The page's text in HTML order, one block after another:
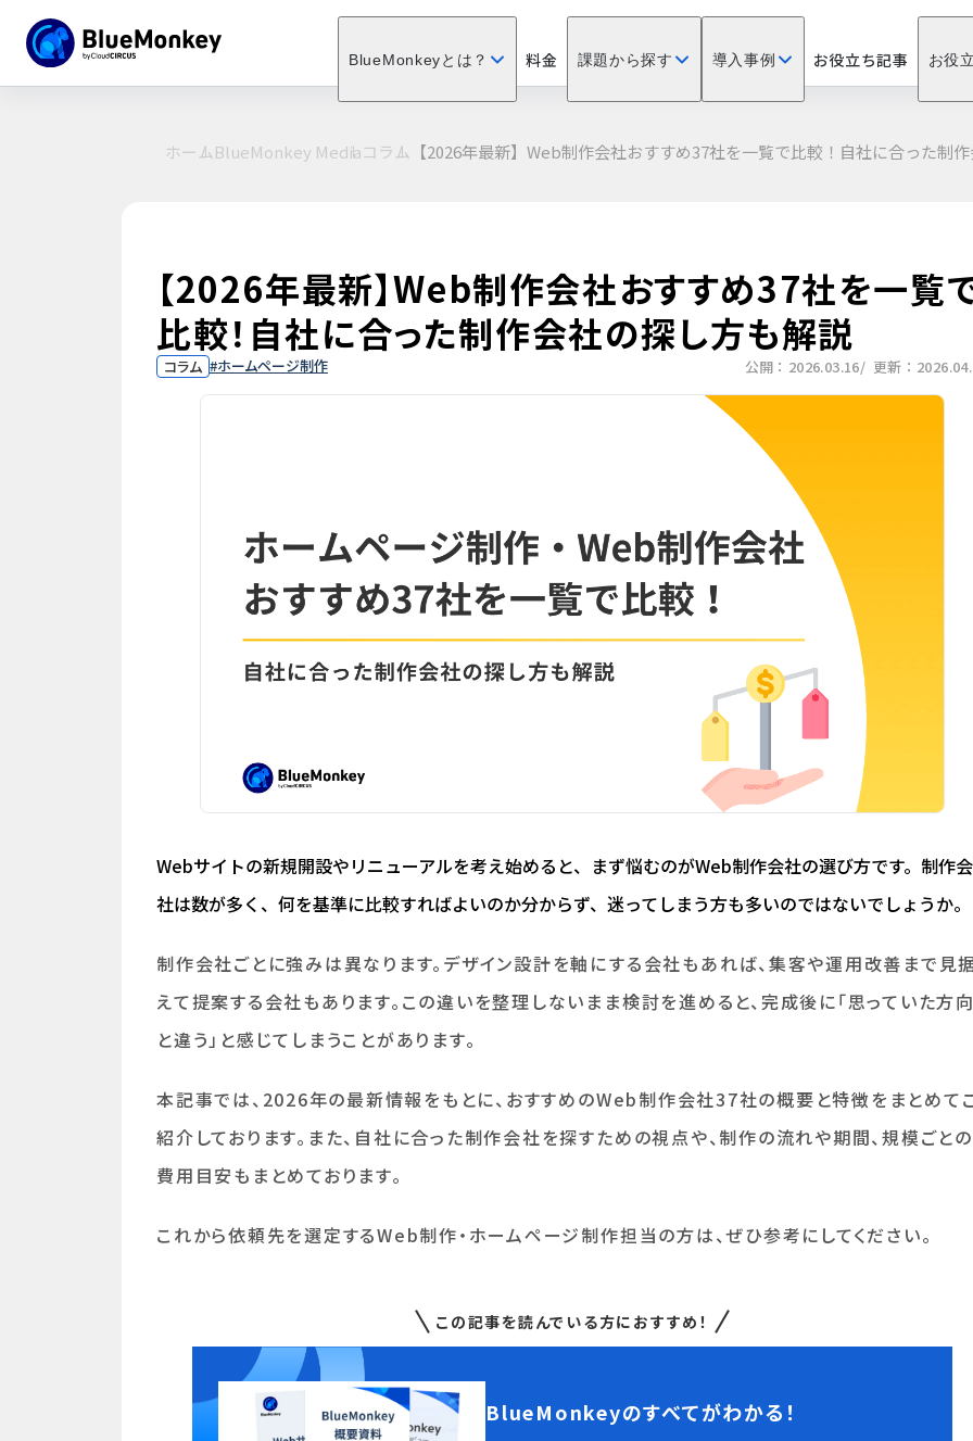
BlueMonkeyとは？ 料金 課題から探す 導入事例 お役立ち記事 お役
ホームBlueMonkey Mediaコラム 【2026年最新】Web制作会社おすすめ37社を一覧で比較！自社に合った制
【2026年最新】Web制作会社おすすめ37社を一覧
比較！自社に合った制作会社の探し方も解説
コラム ホームページ制作 公開：2026.03.16/ 更新：
Webサイトの新規開設やリニューアルを考え始めると、まず悩むのがWeb制作会社の選び方です。制作会
社は数が多く、何を基準に比較すればよいのか分からず、迷ってしまう方も多いのではないでしょうか。
制作会社ごとに強みは異なります。デザイン設計を軸にする会社もあれば、集客や運用改善まで見
えて提案する会社もあります。この違いを整理しないまま検討を進めると、完成後に「思っていた方
と違う」と感じてしまうことがあります。
本記事では、2026年の最新情報をもとに、おすすめのWeb制作会社37社の概要と特徴をまとめて
紹介しております。また、自社に合った制作会社を探すための視点や、制作の流れや期間、規模ごとの
費用目安もまとめております。
これから依頼先を選定するWeb制作・ホームページ制作担当の方は、ぜひ参考にしてください。
この記事を読んでいる方におすすめ！
BlueMonkeyのすべてがわかる！